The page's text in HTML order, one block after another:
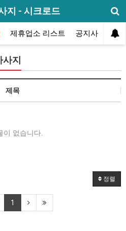
지 - 시크로드
제휴업소 리스트 공지사항 방
지
제목
이 없습니다.
정렬
1